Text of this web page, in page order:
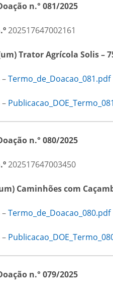
n.° 081/2025
202517647002161
Trator Agrícola Solis –
Termo_de_Doacao_081.pdf
n.° 080/2025
202517647003450
Caminhões com
Termo_de_Doacao_080.pdf
n.° 079/2025